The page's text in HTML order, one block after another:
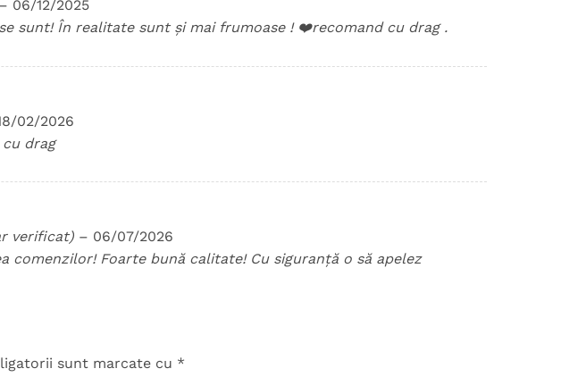
– 06/12/2025
sunt! În realitate sunt și mai frumoase ! ❤️recomand cu drag .
02/2026
drag
verificat) – 06/07/2026
comenzilor! Foarte bună calitate! Cu siguranță o să apelez
sunt marcate cu *